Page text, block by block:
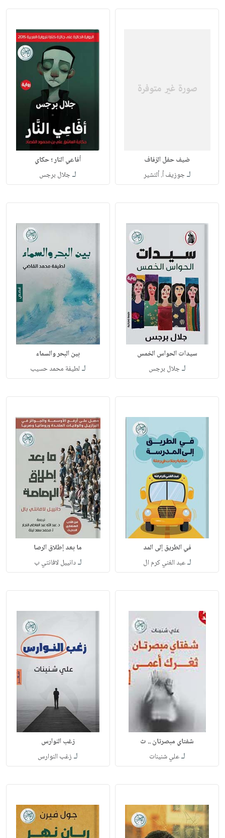
ضيف حفل الزفاف
لـجوزيف أ. ألتشير
أفاعي النار ؛ حكاي
لـجلال برجس
سيدات الحواس الخمس
لـجلال برجس
بين البحر والسماء
لـ لطيفة محمد حسيب
في الطريق إلى المد
لـعبد الغني كرم ال
ما بعد إطلاق الرصا
لـدانييل لافانتي ب
شفتاي مبصرتان .. ث
لـعلي شنينات
زغب النوارس
لـ زغب النوارس